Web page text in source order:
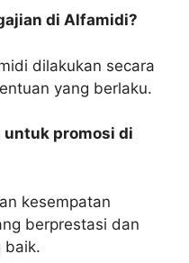
di Alfamidi?
dilakukan secara
yang berlaku.
untuk promosi di
kesempatan
berprestasi dan
baik.